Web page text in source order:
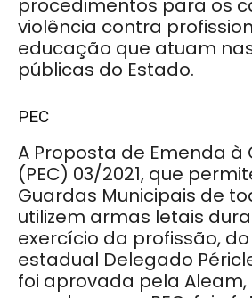
procedimentos para os
violência contra
educação que atuam
públicas do Estado.
PEC
A Proposta de Emenda à
(PEC) 03/2021, que
Guardas Municipais de
utilizem armas letais
exercício da profissão,
estadual Delegado
foi aprovada pela Aleam,